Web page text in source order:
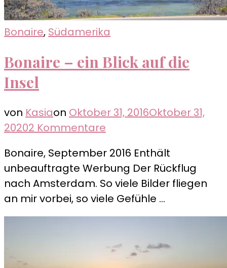
Bonaire, Südamerika
Bonaire – ein Blick auf die
Insel
von Kasiaon Oktober 31, 2016Oktober 31,
20202 Kommentare
–
ein
Blick
auf
die
Bonaire, September 2016 Enthält
unbeauftragte Werbung Der Rückflug
nach Amsterdam. So viele Bilder fliegen
an mir vorbei, so viele Gefühle …